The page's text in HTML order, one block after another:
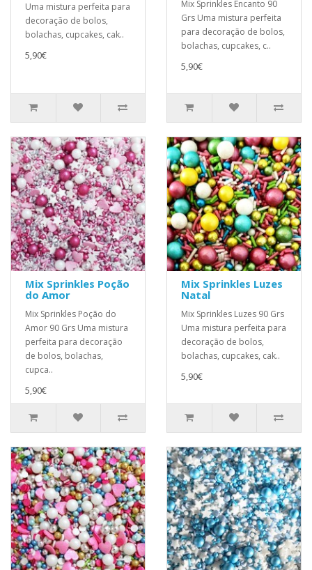
Uma mistura perfeita para
decoração de bolos,
bolachas, cupcakes, cak..
5,90€
Mix Sprinkles Encanto 90
Grs Uma mistura perfeita
para decoração de bolos,
bolachas, cupcakes, c..
5,90€
Mix Sprinkles Poção
do Amor
Mix Sprinkles Poção do
Amor 90 Grs Uma mistura
perfeita para decoração
de bolos, bolachas,
cupca..
5,90€
Mix Sprinkles Luzes
Natal
Mix Sprinkles Luzes 90 Grs
Uma mistura perfeita para
decoração de bolos,
bolachas, cupcakes, cak..
5,90€